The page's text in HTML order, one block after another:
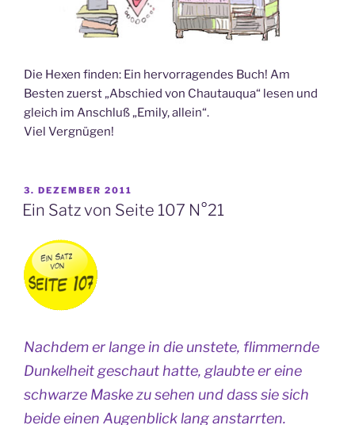
Die Hexen finden: Ein hervorragendes Buch! Am
Besten zuerst „Abschied von Chautauqua“ lesen und
gleich im Anschluß „Emily, allein“.
Viel Vergnügen!
VERÖFFENTLICHT
AM
3. DEZEMBER 2011
Ein Satz von Seite 107 N°21
Nachdem er lange in die unstete, flimmernde
Dunkelheit geschaut hatte, glaubte er eine
schwarze Maske zu sehen und dass sie sich
beide einen Augenblick lang anstarrten.